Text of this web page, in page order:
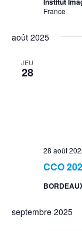
France
août 2025
JEU
28
CCO
28 août
septembre 2025